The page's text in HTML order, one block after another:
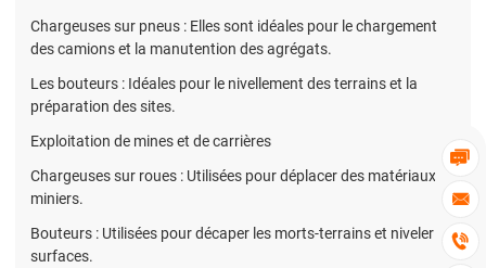



Chargeuses sur pneus : Elles sont idéales pour le chargement
des camions et la manutention des agrégats.
Les bouteurs : Idéales pour le nivellement des terrains et la
préparation des sites.
Exploitation de mines et de carrières
Chargeuses sur roues : Utilisées pour déplacer des matériaux
miniers.
Bouteurs : Utilisées pour décaper les morts-terrains et niveler les
surfaces.